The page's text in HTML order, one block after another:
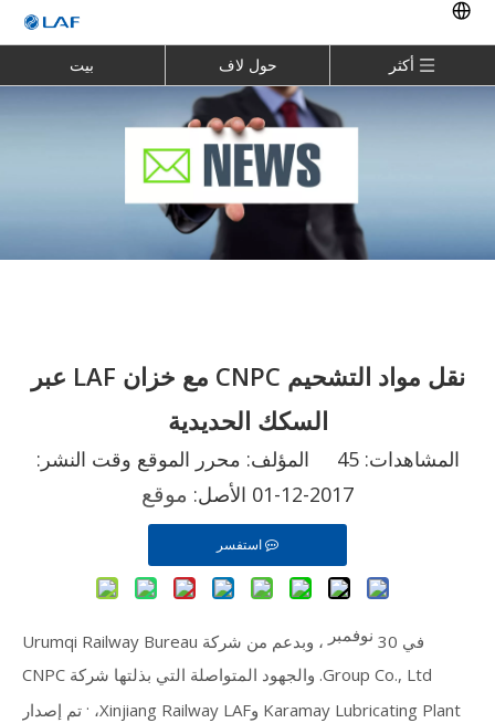
بيت حول لاف أكثر
نقل مواد التشحيم CNPC مع خزان LAF عبر
السكك الحديدية
المشاهدات:45 المؤلف: محرر الموقع وقت النشر:
2017-12-01 الأصل:
موقع
استفسر
في 30 نوفمبر
، وبدعم من شركة Urumqi Railway Bureau
Group Co., Ltd. والجهود المتواصلة التي بذلتها شركة CNPC
Karamay Lubricating Plant وXinjiang Railway LAF،
. تم إصدار